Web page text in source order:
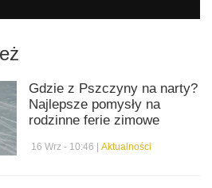
Gdzie z Pszczyny na narty?
Najlepsze pomysły na
rodzinne ferie zimowe
16 Wrz - 10:46 |Aktualności